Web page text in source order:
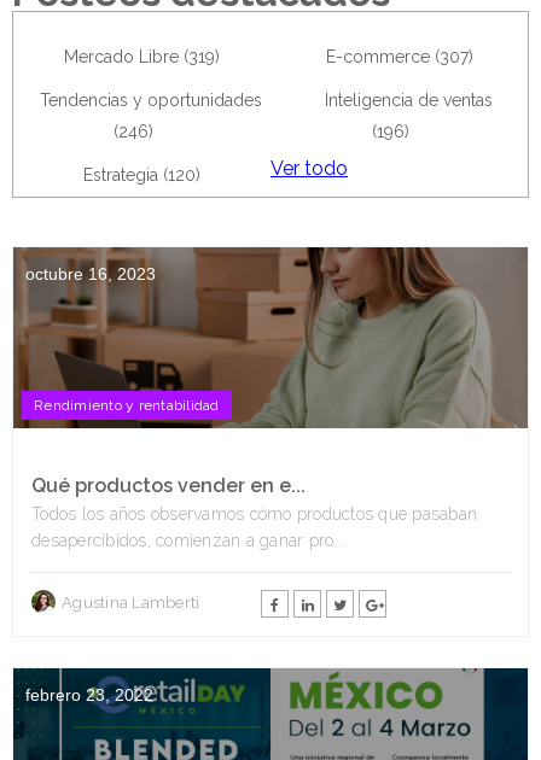
Mercado Libre (319) E-commerce (307)
Tendencias y oportunidades
(246)
Inteligencia de ventas
(196)
Estrategia (120) Ver todo
octubre 16, 2023
Rendimiento y rentabilidad
Qué productos vender en e...
Todos los años observamos cómo productos que pasaban
desapercibidos, comienzan a ganar pro...
Agustina Lamberti
febrero 23, 2022